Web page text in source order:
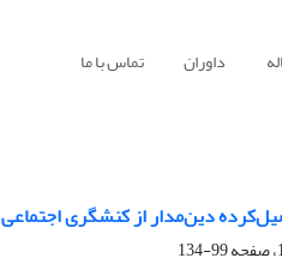
داوران تماس با ما
دین‌مدار از کنشگری اجتماعی
99-134